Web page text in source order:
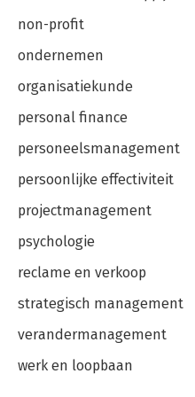
non-profit
ondernemen
organisatiekunde
personal finance
personeelsmanagement
persoonlijke effectiviteit
projectmanagement
psychologie
reclame en verkoop
strategisch management
verandermanagement
werk en loopbaan